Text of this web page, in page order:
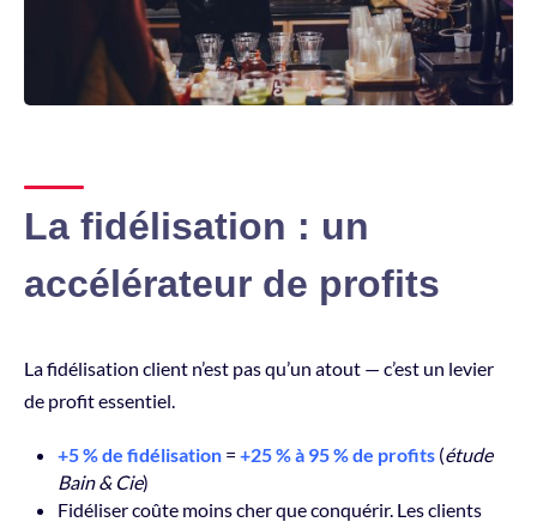
La fidélisation : un
accélérateur de profits
La fidélisation client n’est pas qu’un atout — c’est un levier
de profit essentiel.
+5 % de fidélisation = +25 % à 95 % de profits (étude
Bain & Cie)
Fidéliser coûte moins cher que conquérir. Les clients